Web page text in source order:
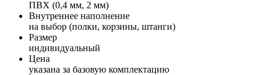
ПВХ (0,4 мм, 2 мм)
Внутреннее наполнение
на выбор (полки, корзины, штанги)
Размер
индивидуальный
Цена
указана за базовую комплектацию